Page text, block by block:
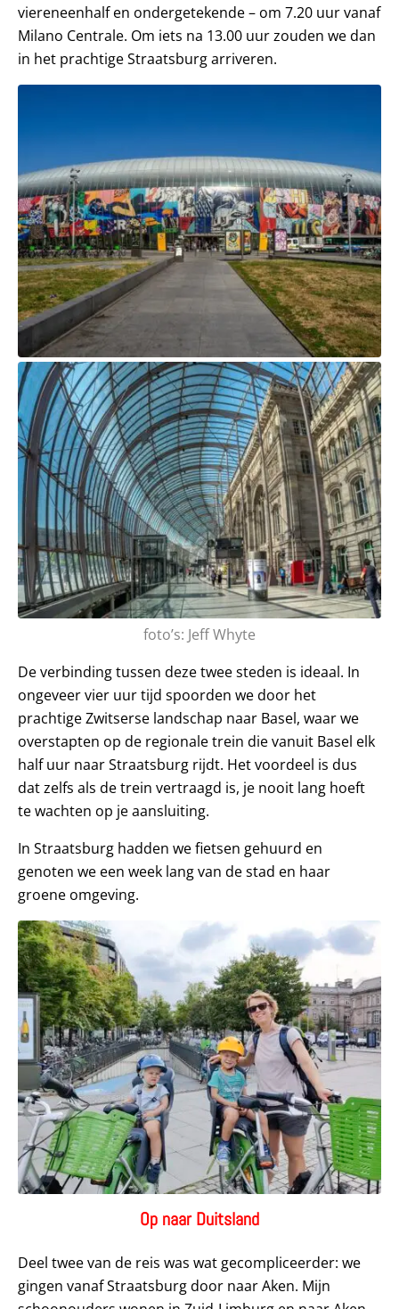
viereneenhalf en ondergetekende – om 7.20 uur vanaf
Milano Centrale. Om iets na 13.00 uur zouden we dan
in het prachtige Straatsburg arriveren.
foto’s: Jeff Whyte
De verbinding tussen deze twee steden is ideaal. In
ongeveer vier uur tijd spoorden we door het
prachtige Zwitserse landschap naar Basel, waar we
overstapten op de regionale trein die vanuit Basel elk
half uur naar Straatsburg rijdt. Het voordeel is dus
dat zelfs als de trein vertraagd is, je nooit lang hoeft
te wachten op je aansluiting.
In Straatsburg hadden we fietsen gehuurd en
genoten we een week lang van de stad en haar
groene omgeving.
Op naar Duitsland
Deel twee van de reis was wat gecompliceerder: we
gingen vanaf Straatsburg door naar Aken. Mijn